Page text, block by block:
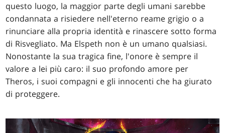
questo luogo, la maggior parte degli umani sarebbe
condannata a risiedere nell'eterno reame grigio o a
rinunciare alla propria identità e rinascere sotto forma
di Risvegliato. Ma Elspeth non è un umano qualsiasi.
Nonostante la sua tragica fine, l'onore è sempre il
valore a lei più caro: il suo profondo amore per
Theros, i suoi compagni e gli innocenti che ha giurato
di proteggere.